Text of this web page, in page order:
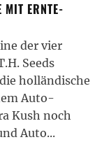
MIT ERNTE-
der vier
Seeds
holländische
Auto-
Kush noch
Auto...